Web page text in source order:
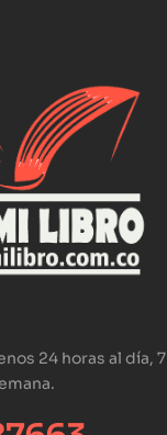
24 horas al día, 7